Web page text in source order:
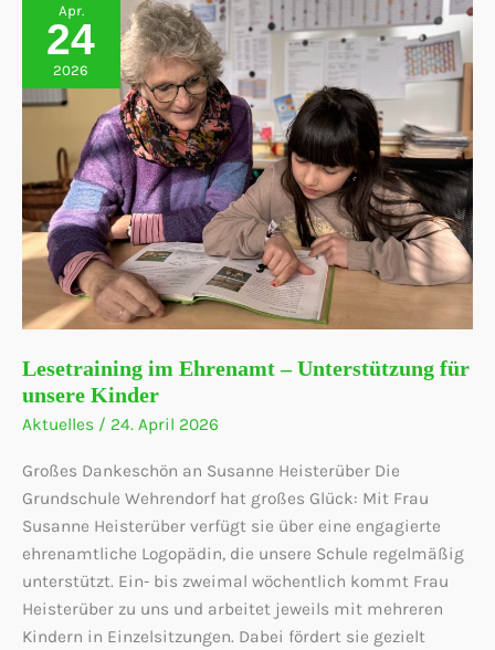
und
qualifiziert
sich
doppelt
die
Deutsche
Meisterschaft
Apr.
24
2026
Lesetraining im Ehrenamt – Unterstützung für
unsere Kinder
Aktuelles / 24. April 2026
Großes Dankeschön an Susanne Heisterüber Die
Grundschule Wehrendorf hat großes Glück: Mit Frau
Susanne Heisterüber verfügt sie über eine engagierte
ehrenamtliche Logopädin, die unsere Schule regelmäßig
unterstützt. Ein- bis zweimal wöchentlich kommt Frau
Heisterüber zu uns und arbeitet jeweils mit mehreren
Kindern in Einzelsitzungen. Dabei fördert sie gezielt